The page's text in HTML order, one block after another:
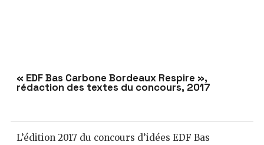
« EDF Bas Carbone Bordeaux Respire »,
rédaction des textes du concours, 2017
L’édition 2017 du concours d’idées EDF Bas